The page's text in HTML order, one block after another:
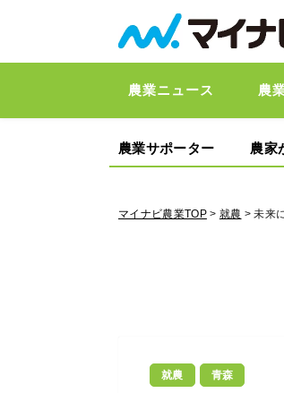
農業ニュース 農
農業サポーター 農家
マイナビ農業TOP> 就農 > 未来
就農 青森